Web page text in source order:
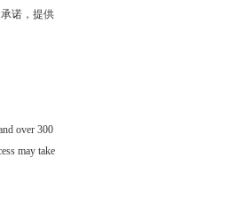
诺，提供
over 300
may take